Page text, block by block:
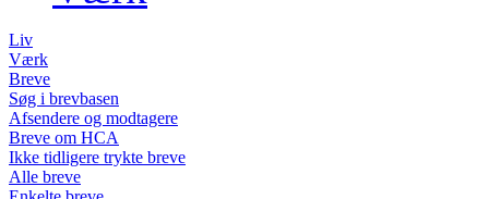
Liv
Værk
Breve
Søg i brevbasen
Afsendere og modtagere
Breve om HCA
Ikke tidligere trykte breve
Alle breve